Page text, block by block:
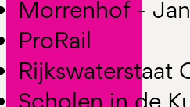
Morrenhof -
ProRail
Rijkswaterstaat